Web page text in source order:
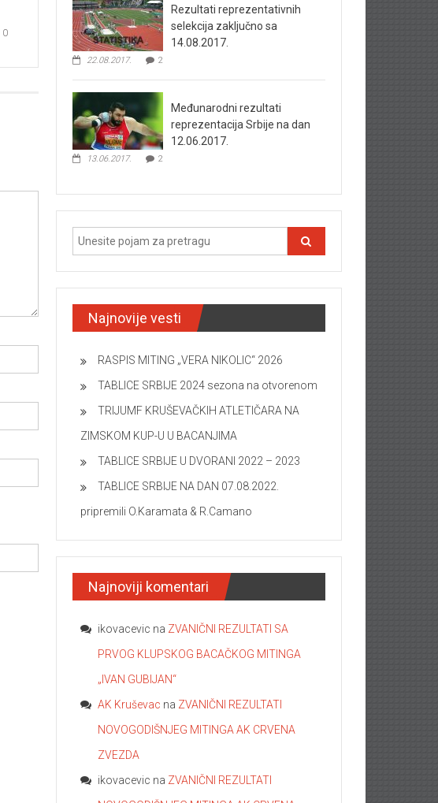
0
Rezultati reprezentativnih
selekcija zaključno sa
14.08.2017.
22.08.2017. 2
Međunarodni rezultati
reprezentacija Srbije na dan
12.06.2017.
13.06.2017. 2
Najnovije vesti
RASPIS MITING „VERA NIKOLIC“ 2026
TABLICE SRBIJE 2024 sezona na otvorenom
TRIJUMF KRUŠEVAČKIH ATLETIČARA NA
ZIMSKOM KUP-U U BACANJIMA
TABLICE SRBIJE U DVORANI 2022 – 2023
TABLICE SRBIJE NA DAN 07.08.2022.
pripremili O.Karamata & R.Camano
Najnoviji komentari
ikovacevic na ZVANIČNI REZULTATI SA
PRVOG KLUPSKOG BACAČKOG MITINGA
„IVAN GUBIJAN“
AK Kruševac na ZVANIČNI REZULTATI
NOVOGODIŠNJEG MITINGA AK CRVENA
ZVEZDA
ikovacevic na ZVANIČNI REZULTATI